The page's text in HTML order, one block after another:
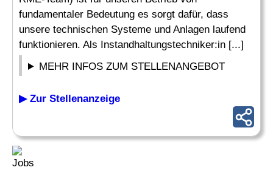
fundamentaler Bedeutung es sorgt dafür, dass
unsere technischen Systeme und Anlagen laufend
funktionieren. Als Instandhaltungstechniker:in [...]
MEHR INFOS ZUM STELLENANGEBOT
▶ Zur Stellenanzeige